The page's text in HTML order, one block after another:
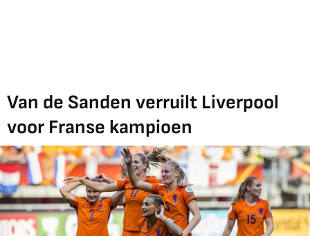
Van de Sanden verruilt Liverpool
voor Franse kampioen